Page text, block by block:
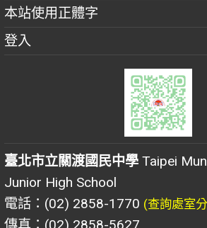
本站使用正體字
登入
臺北市立關渡國民中學 Taipei
Junior High School
電話：(02) 2858-1770 (查詢處室